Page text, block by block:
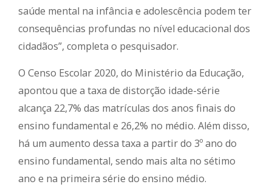
saúde mental na infância e adolescência podem ter
consequências profundas no nível educacional dos
cidadãos”, completa o pesquisador.
O Censo Escolar 2020, do Ministério da Educação,
apontou que a taxa de distorção idade-série
alcança 22,7% das matrículas dos anos finais do
ensino fundamental e 26,2% no médio. Além disso,
há um aumento dessa taxa a partir do 3º ano do
ensino fundamental, sendo mais alta no sétimo
ano e na primeira série do ensino médio.